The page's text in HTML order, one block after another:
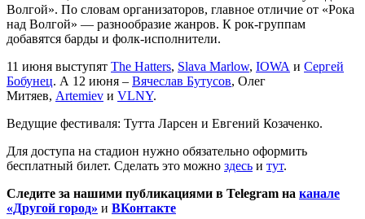
Волгой». По словам организаторов, главное отличие от «Рока
над Волгой» — разнообразие жанров. К рок-группам
добавятся барды и фолк-исполнители.
11 июня выступят The Hatters, Slava Marlow, IOWA и Сергей
Бобунец. А 12 июня – Вячеслав Бутусов, Олег
Митяев, Artemiev и VLNY.
Ведущие фестиваля: Тутта Ларсен и Евгений Козаченко.
Для доступа на стадион нужно обязательно оформить
бесплатный билет. Сделать это можно здесь и тут.
Следите за нашими публикациями в Telegram на канале
«Другой город» и ВКонтакте